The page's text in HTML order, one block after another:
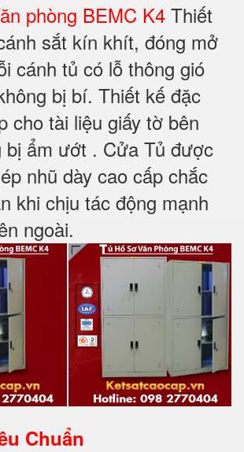
phòng BEMC K4 Thiết
sắt kín khít, đóng mở
cánh tủ có lỗ thông gió
bị bí. Thiết kế đặc
cho tài liệu giấy tờ bên
bị ẩm ướt . Cửa Tủ được
nhũ dày cao cấp chắc
khi chịu tác động mạnh
ngoài.
Chuẩn